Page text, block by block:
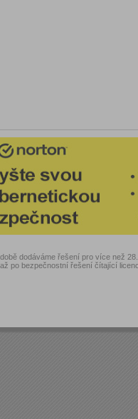
dodáváme řešení pro více než
po bezpečnostní řešení čítající